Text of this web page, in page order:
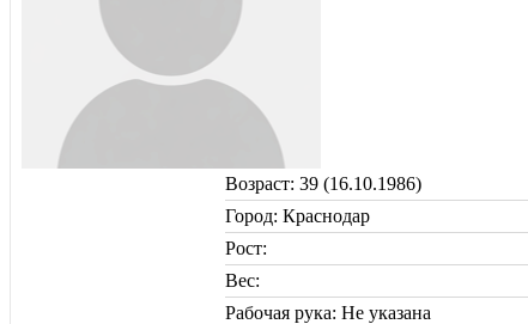
Возраст: 39 (16.10.1986)
Город: Краснодар
Рост:
Вес:
Рабочая рука: Не указана